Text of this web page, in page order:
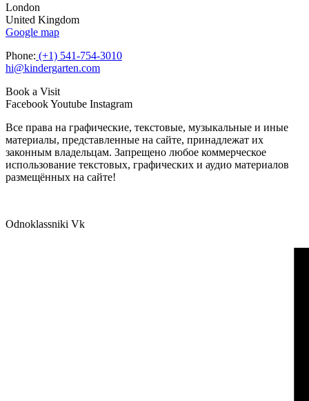
London
United Kingdom
Google map
Phone: (+1) 541-754-3010
hi@kindergarten.com
Book a Visit
FacebookYoutube Instagram
Все права на графические, текстовые, музыкальные и иные
материалы, представленные на сайте, принадлежат их
законным владельцам. Запрещено любое коммерческое
использование текстовых, графических и аудио материалов
размещённых на сайте!
Odnoklassniki Vk